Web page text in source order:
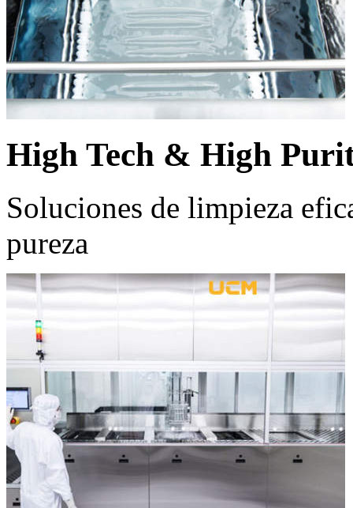
High Tech & High
Soluciones de limpieza
pureza